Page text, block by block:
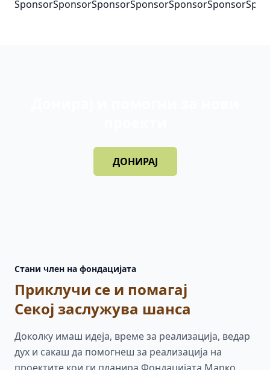
ДОНИРАЈ
Стани член на фондацијата
Приклучи се и помагај
Секој заслужува шанса
Доколку имаш идеја, време за реализација, ведар
дух и сакаш да помогнеш за реализација на